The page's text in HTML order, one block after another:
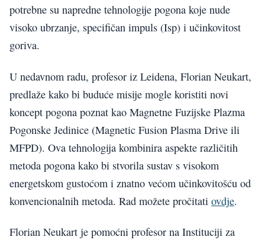
potrebne su napredne tehnologije pogona koje nude
visoko ubrzanje, specifičan impuls (Isp) i učinkovitost
goriva.
U nedavnom radu, profesor iz Leidena, Florian Neukart,
predlaže kako bi buduće misije mogle koristiti novi
koncept pogona poznat kao Magnetne Fuzijske Plazma
Pogonske Jedinice (Magnetic Fusion Plasma Drive ili
MFPD). Ova tehnologija kombinira aspekte različitih
metoda pogona kako bi stvorila sustav s visokom
energetskom gustoćom i znatno većom učinkovitošću od
konvencionalnih metoda. Rad možete pročitati ovdje.
Florian Neukart je pomoćni profesor na Instituciji za